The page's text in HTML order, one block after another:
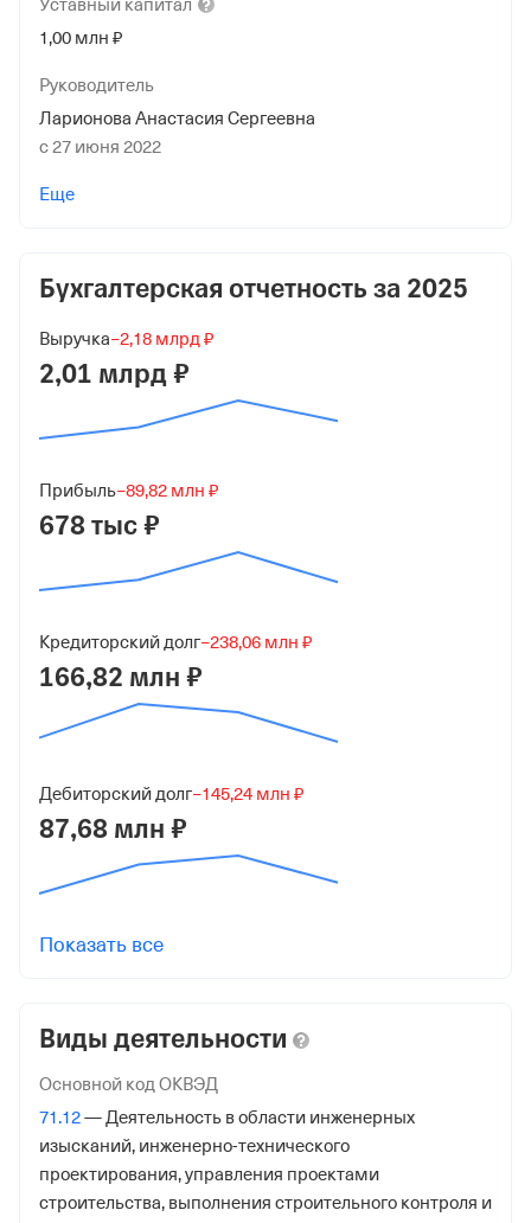
Уставный капитал
1,00 млн ₽
Руководитель
Ларионова Анастасия Сергеевна
с 27 июня 2022
Опович Бенжамин, Ги, Жан
Тихонова Екатерина Юрьевна
Мухаммед Самер Хасанович
Форма
Дата регистрации
ООО "КИБЕРИЯ"
Юридический адрес
125047, г Москва, 4-й Лесной пер, д 4
9709082465
1227700374582
КПП
Регистрация ФНС
Дата регистрации
12 февраля 2024
Налоговая
Межрайонная Инспекция Федеральной Налоговой
Еще
Бухгалтерская отчетность за 2025
Выручка−2,18 млрд ₽
2,01 млрд ₽
Прибыль−89,82 млн ₽
678 тыс ₽
Кредиторский долг−238,06 млн ₽
166,82 млн ₽
Дебиторский долг−145,24 млн ₽
87,68 млн ₽
Показать все
Виды деятельности
Основной код ОКВЭД
71.12— Деятельность в области инженерных
изысканий, инженерно-технического
проектирования, управления проектами
строительства, выполнения строительного контроля и